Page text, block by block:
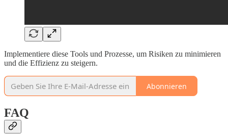
Implementiere diese Tools und Prozesse, um Risiken zu minimieren
und die Effizienz zu steigern.
Abonnieren
FAQ